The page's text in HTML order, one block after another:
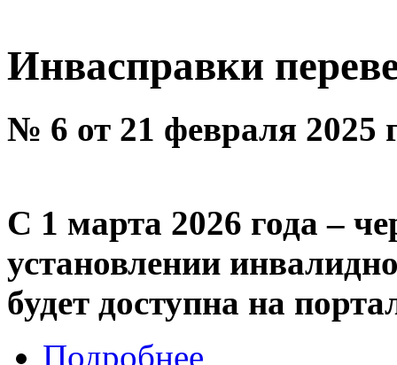
Инвасправки
№ 6 от 21 февраля 2025
С 1 марта 2026 года –
установлении
будет доступна на
Подробнее